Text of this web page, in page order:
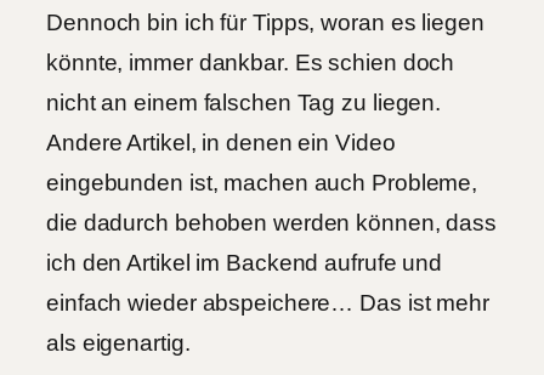
Dennoch bin ich für Tipps, woran es liegen
könnte, immer dankbar. Es schien doch
nicht an einem falschen Tag zu liegen.
Andere Artikel, in denen ein Video
eingebunden ist, machen auch Probleme,
die dadurch behoben werden können, dass
ich den Artikel im Backend aufrufe und
einfach wieder abspeichere… Das ist mehr
als eigenartig.